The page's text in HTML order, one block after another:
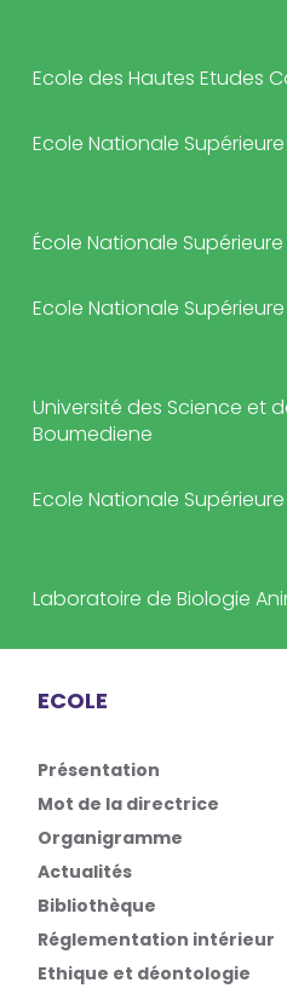
Ecole des Hautes Etudes
Ecole Nationale
École Nationale
Ecole Nationale
Université des Science et
Boumediene
Ecole Nationale
Laboratoire de Biologie
ECOLE
Présentation
Mot de la directrice
Organigramme
Actualités
Bibliothèque
Réglementation intérieur
Ethique et déontologie